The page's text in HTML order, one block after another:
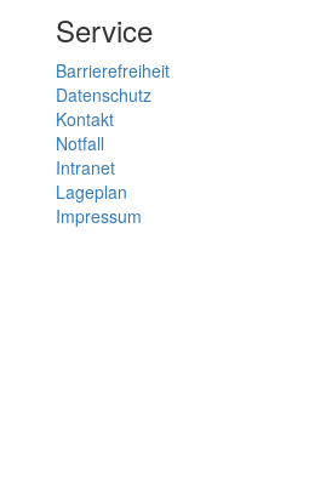
Service
Barrierefreiheit
Datenschutz
Kontakt
Notfall
Intranet
Lageplan
Impressum